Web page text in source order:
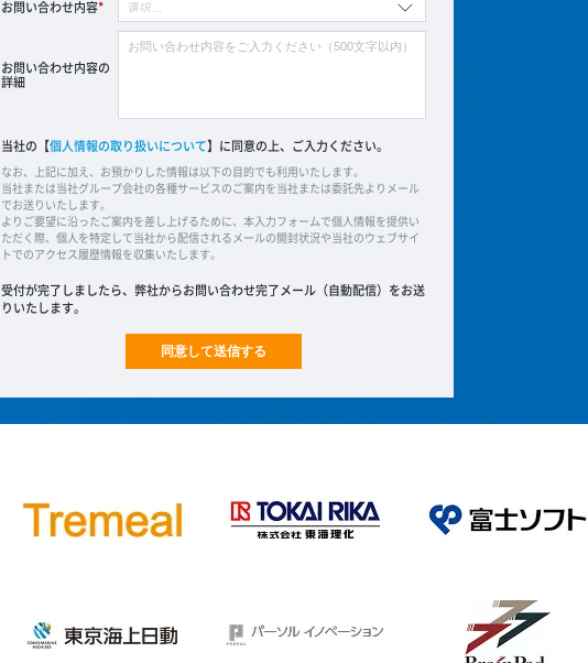
お問い合わせ内容
お問い合わせ内容の
詳細
当社の【個人情報の取り扱いについて】に同意の上、ご入力ください。
なお、上記に加え、お預かりした情報は以下の目的でも利用いたします。
当社または当社グループ会社の各種サービスのご案内を当社または委託先よりメール
でお送りいたします。
よりご要望に沿ったご案内を差し上げるために、本入力フォームで個人情報を提供い
ただく際、個人を特定して当社から配信されるメールの開封状況や当社のウェブサイ
トでのアクセス履歴情報を収集いたします。
受付が完了しましたら、弊社からお問い合わせ完了メール（自動配信）をお送
りいたします。
同意して送信する